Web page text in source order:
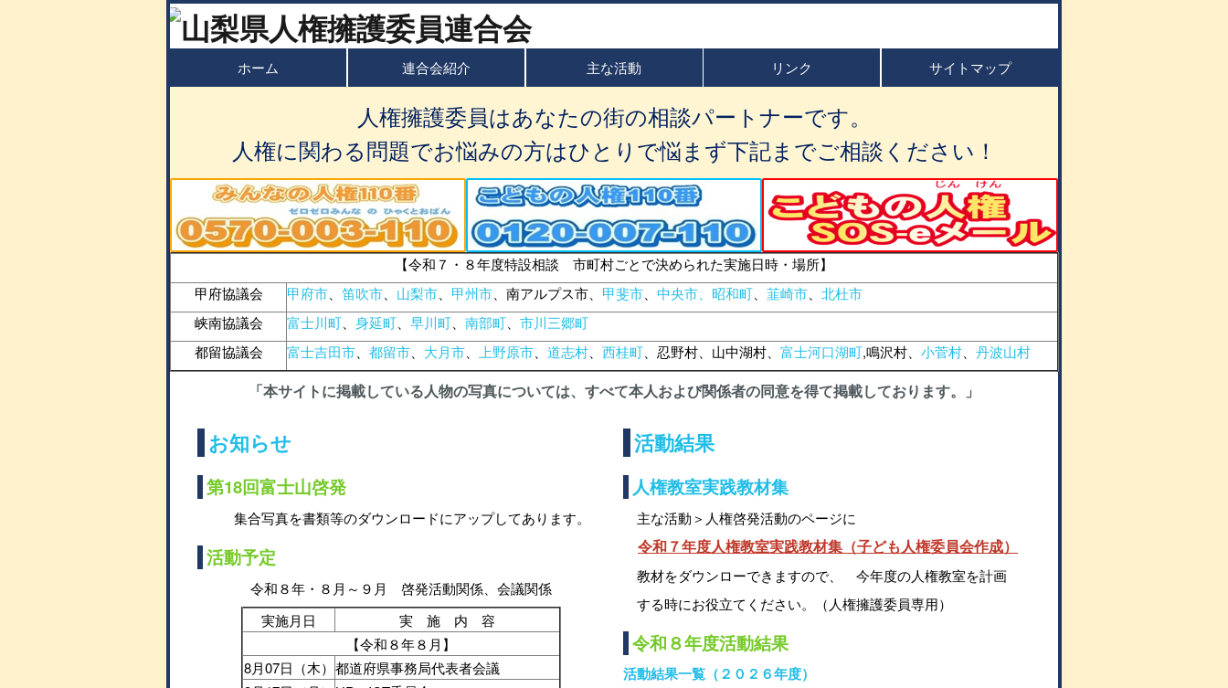
ホーム 連合会紹介 主な活動 リンク サイトマップ
人権擁護委員はあなたの街の相談パートナーです。
人権に関わる問題でお悩みの方はひとりで悩まず下記までご相談ください！
【令和７・８年度特設相談 市町村ごとで決められた実施日時・場所】
甲府協議会
甲府市 笛吹市 山梨市 甲州市 、南アルプス市、 甲斐市 中央市、昭和町 韮崎市
北杜市
峡南協議会
富士川町 身延町 早川町 南部町
市川三郷町
都留協議会
富士吉田市 都留市 大月市 上野原市 道志村 西桂町 、忍野村、山中湖村、 富士河口湖町,鳴沢村、 小菅村 丹波山村
「本サイトに掲載している人物の写真については、すべて本人および関係者の同意を得て掲載しております。」
お知らせ
第18回富士山啓発
集合写真を書類等のダウンロードにアップしてあります。
活動予定
令和８年・８月～９月 啓発活動関係、会議関係
実施月日
実 施 内 容
【令和８年８月】
8月07日（木） 都道府県事務局代表者会議
活動結果
人権教室実践教材集
主な活動＞人権啓発活動のページに
令和７年度人権教室実践教材集（子ども人権委員会作成）
教材をダウンローできますので、 今年度の人権教室を計画
する時にお役立てください。（人権擁護委員専用）
令和８年度活動結果
活動結果一覧（２０２６年度）